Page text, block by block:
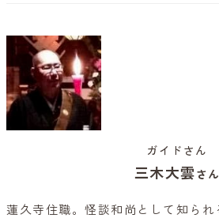
ガイドさん
三木大雲さん
蓮久寺住職。怪談和尚として知られ